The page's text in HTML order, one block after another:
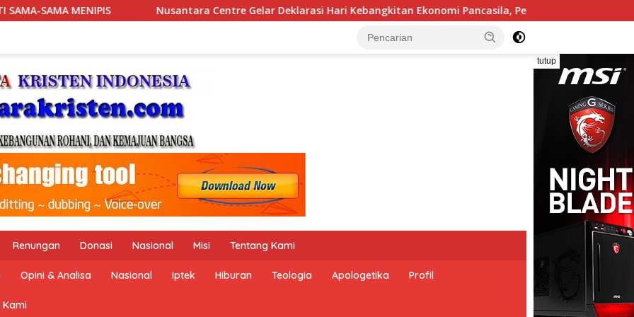
Centre Gelar Deklarasi Hari Kebangkitan Ekonomi Pancasila, Peluncuran Buku Soemitro Djojohadikusumo Anti
tutup
Renungan Donasi Nasional Misi Tentang Kami
Opini & Analisa Nasional Iptek Hiburan Teologia Apologetika Profil
Kami